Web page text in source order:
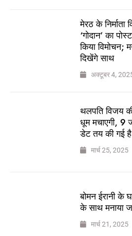
मेरठ के निर्माता
‘गोदान’ का
किया विमोचन;
दिखेंगे साथ
अक्टूबर 4,
थलपति विजय
धूम मचाएगी, 9
डेट तय की गई है
मार्च 25, 2025
बोमन ईरानी के
के साथ मनाया
मार्च 21, 2025